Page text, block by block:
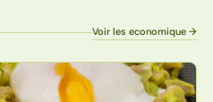
Voir les economique →